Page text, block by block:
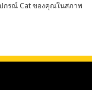
กรณ์ Cat ของคุณในสภาพ